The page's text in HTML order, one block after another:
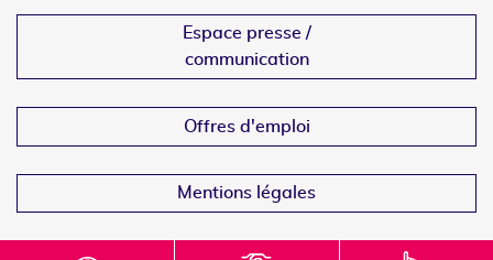
Espace presse /
communication
Offres d'emploi
Mentions légales